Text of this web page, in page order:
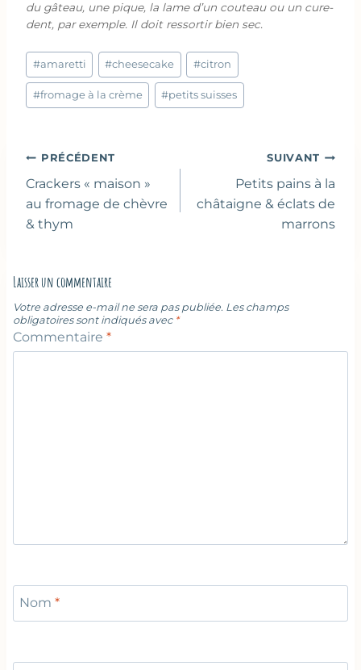
du gâteau, une pique, la lame d’un couteau ou un cure-
dent, par exemple. Il doit ressortir bien sec.
Étiquettes
de
la
#amaretti #cheesecake #citron
#fromage à la crème #petits suisses
Navigation
de
l’article
PRÉCÉDENT
Crackers « maison »
au fromage de chèvre
& thym
SUIVANT
Petits pains à la
châtaigne & éclats de
marrons
Laisser un commentaire
Votre adresse e-mail ne sera pas publiée. Les champs
obligatoires sont indiqués avec *
Commentaire *
Nom *